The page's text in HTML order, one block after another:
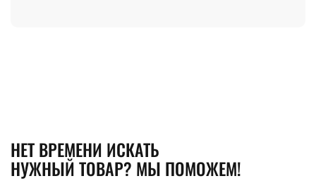
НЕТ ВРЕМЕНИ ИСКАТЬ
НУЖНЫЙ ТОВАР? МЫ ПОМОЖЕМ!